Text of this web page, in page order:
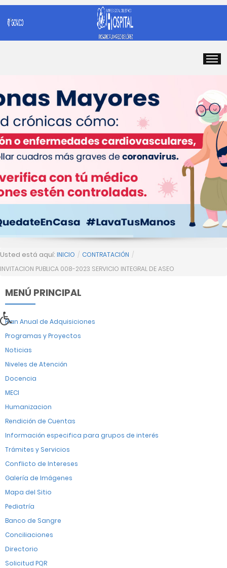
Usted está aquí: INICIO / CONTRATACIÓN /
INVITACION PUBLICA 008-2023 SERVICIO INTEGRAL DE ASEO
MENÚ PRINCIPAL
Plan Anual de Adquisiciones
Programas y Proyectos
Noticias
Niveles de Atención
Docencia
MECI
Humanizacion
Rendición de Cuentas
Información especifica para grupos de interés
Trámites y Servicios
Conflicto de Intereses
Galería de Imágenes
Mapa del Sitio
Pediatría
Banco de Sangre
Conciliaciones
Directorio
Solicitud PQR